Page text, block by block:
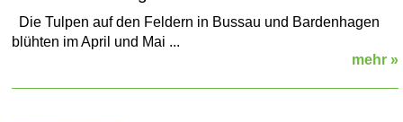
Die Tulpen auf den Feldern in Bussau und Bardenhagen
blühten im April und Mai ...
mehr »